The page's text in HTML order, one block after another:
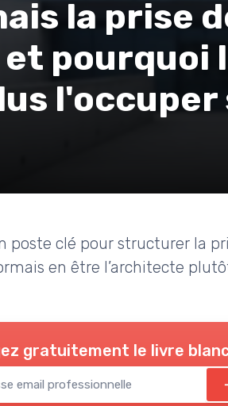
la prise
pourquoi
l'occuper
clé pour structurer la
en être l’architecte
gratuitement le livre